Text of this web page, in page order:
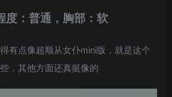
度：普通，胸部：软
有点像超顺从女仆mini版，就是这个
，其他方面还真挺像的